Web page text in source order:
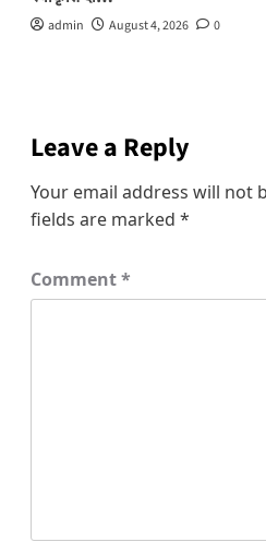
admin August 4, 2026 0
Leave a Reply
Your email address will not
fields are marked *
Comment*